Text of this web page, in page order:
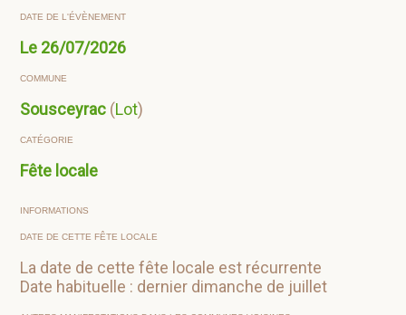
DATE DE L'ÉVÈNEMENT
Le 26/07/2026
COMMUNE
Sousceyrac (Lot)
CATÉGORIE
Fête locale
INFORMATIONS
DATE DE CETTE FÊTE LOCALE
La date de cette fête locale est récurrente
Date habituelle : dernier dimanche de juillet